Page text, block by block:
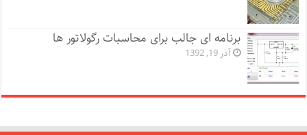
برنامه ای جالب برای محاسبات رگولاتور ها
آذر 19, 1392